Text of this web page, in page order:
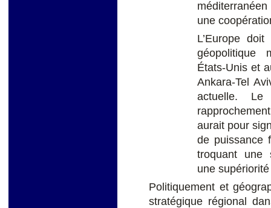
une
L’Europe
géopolitique
États-Unis et
Ankara-Tel
actuelle.
aurait pour
de puissance
troquant une
une
Politiquement et
stratégique régional